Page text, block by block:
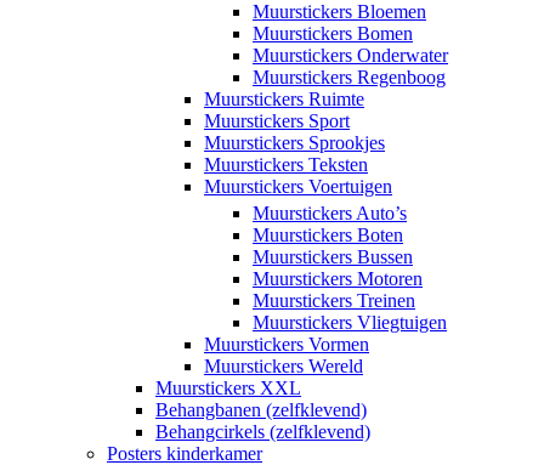
Muurstickers Bloemen
Muurstickers Bomen
Muurstickers Onderwater
Muurstickers Regenboog
Muurstickers Ruimte
Muurstickers Sport
Muurstickers Sprookjes
Muurstickers Teksten
Muurstickers Voertuigen
Muurstickers Auto’s
Muurstickers Boten
Muurstickers Bussen
Muurstickers Motoren
Muurstickers Treinen
Muurstickers Vliegtuigen
Muurstickers Vormen
Muurstickers Wereld
Muurstickers XXL
Behangbanen (zelfklevend)
Behangcirkels (zelfklevend)
Posters kinderkamer